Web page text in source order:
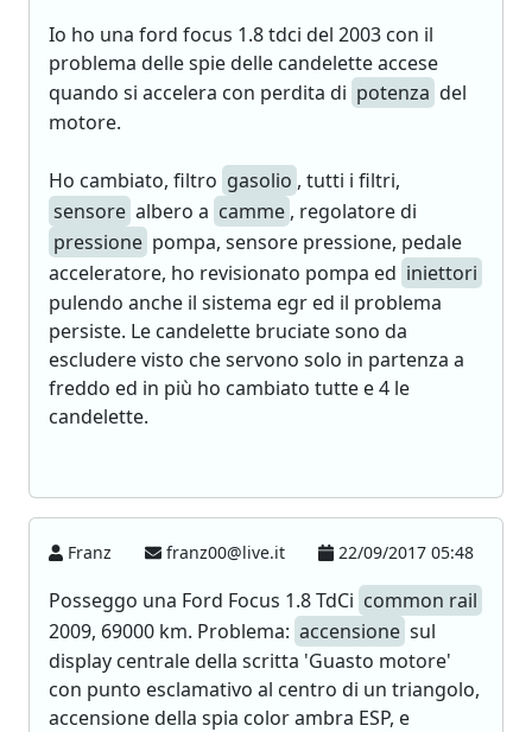
Io ho una ford focus 1.8 tdci del 2003 con il
problema delle spie delle candelette accese
quando si accelera con perdita di potenza del
motore.
Ho cambiato, filtro gasolio , tutti i filtri,
sensore albero a camme , regolatore di
pressione pompa, sensore pressione, pedale
acceleratore, ho revisionato pompa ed iniettori
pulendo anche il sistema egr ed il problema
persiste. Le candelette bruciate sono da
escludere visto che servono solo in partenza a
freddo ed in più ho cambiato tutte e 4 le
candelette.
Franz franz00@live.it 22/09/2017 05:48
Posseggo una Ford Focus 1.8 TdCi common rail
2009, 69000 km. Problema: accensione sul
display centrale della scritta 'Guasto motore'
con punto esclamativo al centro di un triangolo,
accensione della spia color ambra ESP, e